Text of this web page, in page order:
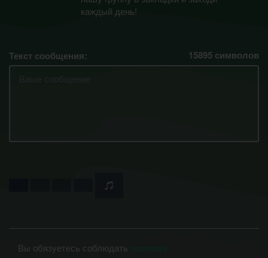
каждый день!
Текст сообщения: 15895 символов
Вы обязуетесь соблюдать